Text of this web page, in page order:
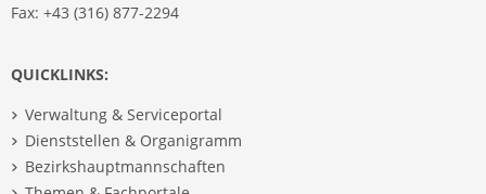
Fax: +43 (316) 877-2294
QUICKLINKS:
Verwaltung & Serviceportal
Dienststellen & Organigramm
Bezirkshauptmannschaften